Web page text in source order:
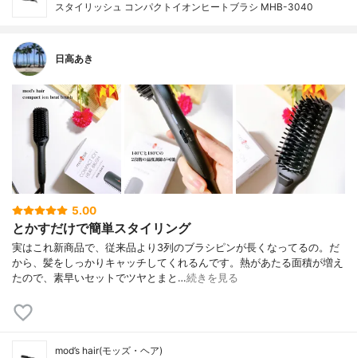
スタイリッシュ コンパクトイオンヒートブラシ MHB-3040
日高あき
5.00
とかすだけで簡単スタイリング
実はこれ新商品で、従来品より3列のブラシピンが長くなってるの。だ
から、髪をしっかりキャッチしてくれるんです。熱があたる面積が増え
たので、素早いセットでツヤとまと…続きを見る
mod’s hair(モッズ・ヘア)